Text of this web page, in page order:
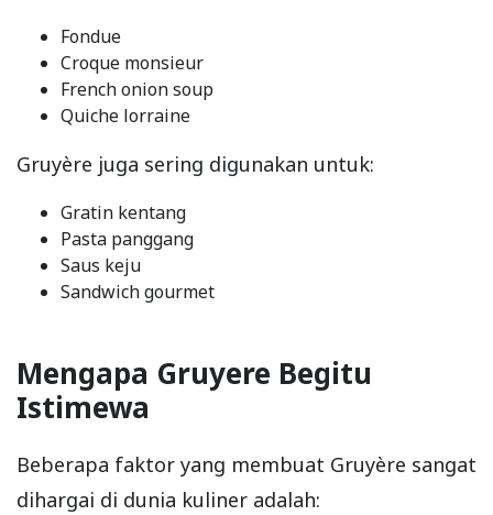
Fondue
Croque monsieur
French onion soup
Quiche lorraine
Gruyère juga sering digunakan untuk:
Gratin kentang
Pasta panggang
Saus keju
Sandwich gourmet
Mengapa Gruyere Begitu
Istimewa
Beberapa faktor yang membuat Gruyère sangat
dihargai di dunia kuliner adalah: